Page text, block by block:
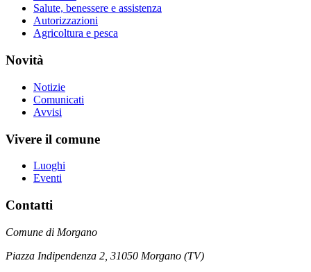
Salute, benessere e assistenza
Autorizzazioni
Agricoltura e pesca
Novità
Notizie
Comunicati
Avvisi
Vivere il comune
Luoghi
Eventi
Contatti
Comune di Morgano
Piazza Indipendenza 2, 31050 Morgano (TV)